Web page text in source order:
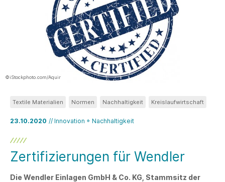
©iStockphoto.com/Aquir
23.10.2020 // Innovation + Nachhaltigkeit
Textile Materialien Normen Nachhaltigkeit Kreislaufwirtschaft
Zertifizierungen für Wendler
Die Wendler Einlagen GmbH & Co. KG, Stammsitz der